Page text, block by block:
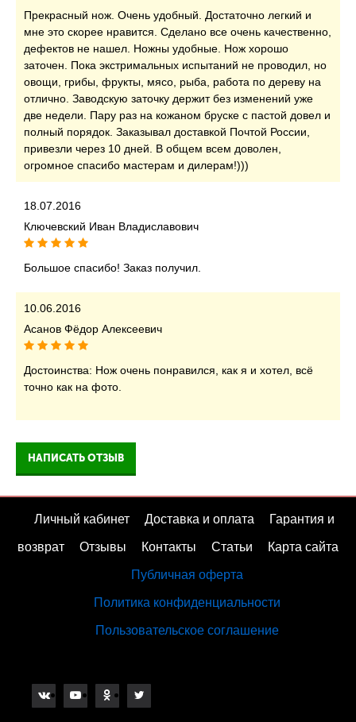
Прекрасный нож. Очень удобный. Достаточно легкий и
мне это скорее нравится. Сделано все очень качественно,
дефектов не нашел. Ножны удобные. Нож хорошо
заточен. Пока экстримальных испытаний не проводил, но
овощи, грибы, фрукты, мясо, рыба, работа по дереву на
отлично. Заводскую заточку держит без изменений уже
две недели. Пару раз на кожаном бруске с пастой довел и
полный порядок. Заказывал доставкой Почтой России,
привезли через 10 дней. В общем всем доволен,
огромное спасибо мастерам и дилерам!)))
18.07.2016
Ключевский Иван Владиславович
Большое спасибо! Заказ получил.
10.06.2016
Асанов Фёдор Алексеевич
Достоинства: Нож очень понравился, как я и хотел, всё
точно как на фото.
НАПИСАТЬ ОТЗЫВ
Личный кабинет Доставка и оплата Гарантия и
возврат Отзывы Контакты Статьи Карта сайта
Публичная оферта
Политика конфиденциальности
Пользовательское соглашение